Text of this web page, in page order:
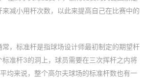
减小用杆次数，以此来提高自己在比赛中的
，标准杆是指球场设计师最初制定的期望杆
准杆3的洞上，球员需要在三次挥杆之内将
均来说，整个高尔夫球场的标准杆数也有一